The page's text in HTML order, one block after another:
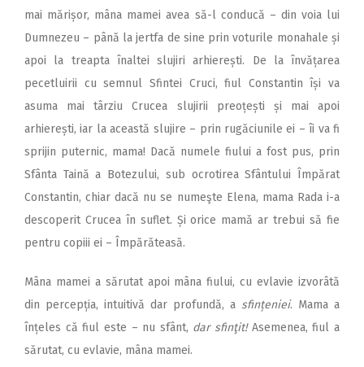
mai mărișor, mâna mamei avea să-l conducă – din voia lui
Dumnezeu – până la jertfa de sine prin voturile monahale și
apoi la treapta înaltei slujiri arhierești. De la învățarea
pecetluirii cu semnul Sfintei Cruci, fiul Constantin își va
asuma mai târziu Crucea slujirii preoțești și mai apoi
arhierești, iar la această slujire – prin rugăciunile ei – îi va fi
sprijin puternic, mama! Dacă numele fiului a fost pus, prin
Sfânta Taină a Botezului, sub ocrotirea Sfântului Împărat
Constantin, chiar dacă nu se numeşte Elena, mama Rada i-a
descoperit Crucea în suflet. Și orice mamă ar trebui să fie
pentru copiii ei – Împărăteasă.
Mâna mamei a sărutat apoi mâna fiului, cu evlavie izvorâtă
din percepția, intuitivă dar profundă, a sfințeniei. Mama a
înțeles că fiul este – nu sfânt, dar sfinţit! Asemenea, fiul a
sărutat, cu evlavie, mâna mamei.